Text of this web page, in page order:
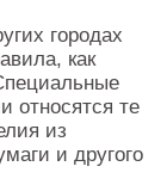
городах
как
относятся те
из
и другого